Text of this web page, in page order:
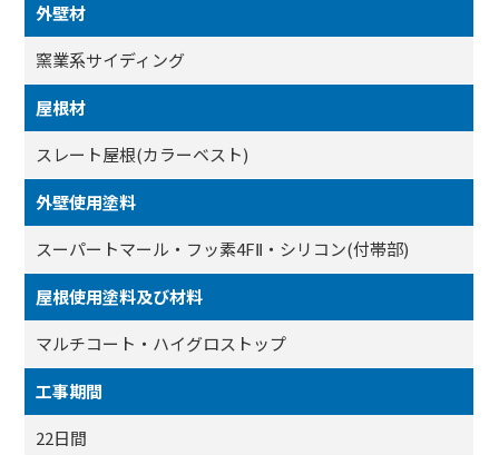
外壁材
窯業系サイディング
屋根材
スレート屋根(カラーベスト)
外壁使用塗料
スーパートマール・フッ素4FⅡ・シリコン(付帯部)
屋根使用塗料及び材料
マルチコート・ハイグロストップ
工事期間
22日間